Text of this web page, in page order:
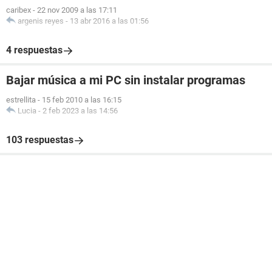
caribex - 22 nov 2009 a las 17:11
argenis reyes - 13 abr 2016 a las 01:56
4 respuestas
Bajar música a mi PC sin instalar programas
estrellita - 15 feb 2010 a las 16:15
Lucia - 2 feb 2023 a las 14:56
103 respuestas